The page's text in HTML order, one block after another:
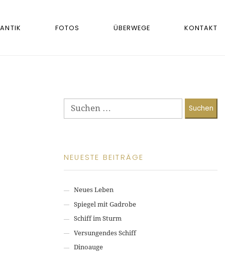
ANTIK FOTOS ÜBERWEGE KONTAKT
Suchen
nach:
NEUESTE BEITRÄGE
Neues Leben
Spiegel mit Gadrobe
Schiff im Sturm
Versungendes Schiff
Dinoauge